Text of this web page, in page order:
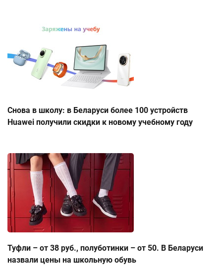
Снова в школу: в Беларуси более 100 устройств
Huawei получили скидки к новому учебному году
Туфли – от 38 руб., полуботинки – от 50. В Беларуси
назвали цены на школьную обувь